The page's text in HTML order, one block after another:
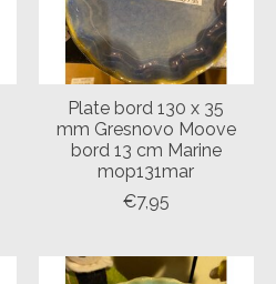
Plate bord 130 x 35
mm Gresnovo Moove
bord 13 cm Marine
mop131mar
€7,95